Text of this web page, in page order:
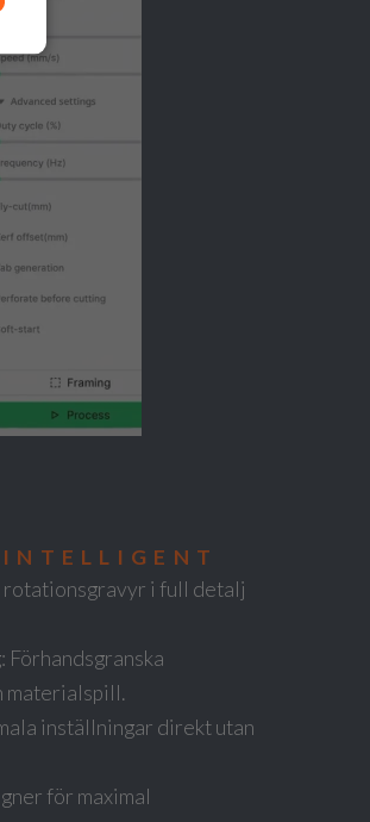
rotationsgravyr i full detalj
materialspill.
inställningar direkt utan
för maximal